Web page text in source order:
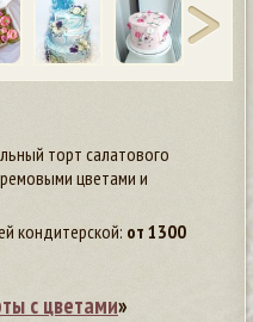
торт салатового
цветами и
кондитерской: от 1300
с цветами»